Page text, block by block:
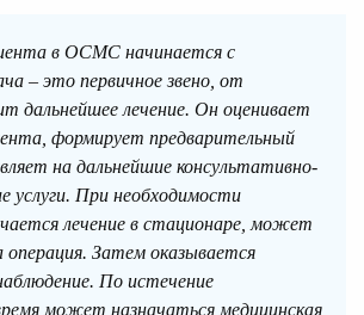
в ОСМС начинается с
– это первичное звено, от
дальнейшее лечение. Он оценивает
формирует предварительный
на дальнейшие консультативно-
услуги. При необходимости
лечение в стационаре, может
операция. Затем оказывается
По истечение
может назначаться медицинская